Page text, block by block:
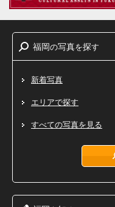
福岡の写真を探す
新着写真
エリアで探す
すべての写真を見る